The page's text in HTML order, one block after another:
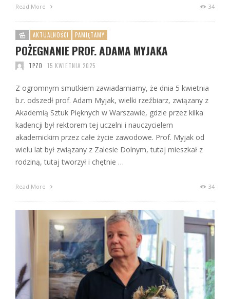
Read More 34
AKTUALNOŚCI PAMIĘTAMY
POŻEGNANIE PROF. ADAMA MYJAKA
TPZD 15 KWIETNIA 2025
Z ogromnym smutkiem zawiadamiamy, że dnia 5 kwietnia
b.r. odszedł prof. Adam Myjak, wielki rzeźbiarz, związany z
Akademią Sztuk Pięknych w Warszawie, gdzie przez kilka
kadencji był rektorem tej uczelni i nauczycielem
akademickim przez całe życie zawodowe. Prof. Myjak od
wielu lat był związany z Zalesie Dolnym, tutaj mieszkał z
rodziną, tutaj tworzył i chętnie …
Read More 34